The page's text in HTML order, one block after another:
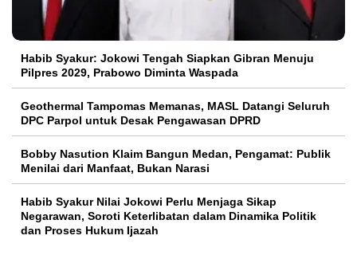
Habib Syakur: Jokowi Tengah Siapkan Gibran Menuju
Pilpres 2029, Prabowo Diminta Waspada
Geothermal Tampomas Memanas, MASL Datangi Seluruh
DPC Parpol untuk Desak Pengawasan DPRD
Bobby Nasution Klaim Bangun Medan, Pengamat: Publik
Menilai dari Manfaat, Bukan Narasi
Habib Syakur Nilai Jokowi Perlu Menjaga Sikap
Negarawan, Soroti Keterlibatan dalam Dinamika Politik
dan Proses Hukum Ijazah